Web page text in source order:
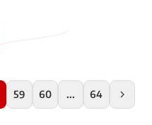
59 60 ... 64